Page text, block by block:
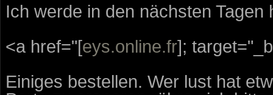
Ich werde in den nächsten Tagen
<a href="[eys.online.fr];
Einiges bestellen. Wer lust hat